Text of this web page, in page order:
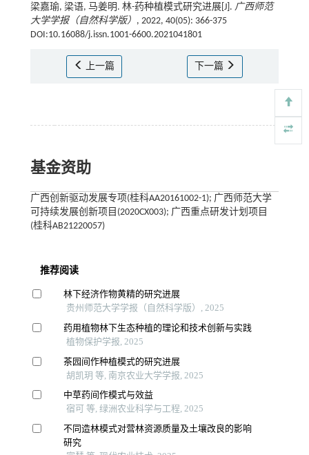
梁嘉瑜, 梁语, 马姜明. 林-药种植模式研究进展[J]. 广西师范
大学学报（自然科学版） , 2022, 40(05): 366-375
DOI:10.16088/j.issn.1001-6600.2021041801
上一篇 下一篇
基金资助
广西创新驱动发展专项(桂科AA20161002-1); 广西师范大学
可持续发展创新项目(2020CX003); 广西重点研发计划项目
(桂科AB21220057)